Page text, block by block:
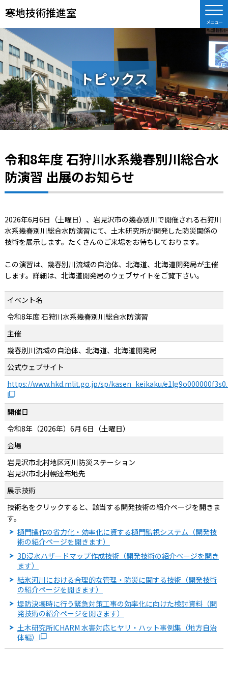
寒地技術推進室
トピックス
令和8年度 石狩川水系幾春別川総合水
防演習 出展のお知らせ
2026年6月6日（土曜日）、岩見沢市の幾春別川で開催される石狩川
水系幾春別川総合水防演習にて、土木研究所が開発した防災関係の
技術を展示します。たくさんのご来場をお待ちしております。
この演習は、幾春別川流域の自治体、北海道、北海道開発局が主催
します。詳細は、北海道開発局のウェブサイトをご覧下さい。
イベント名
令和8年度 石狩川水系幾春別川総合水防演習
主催
幾春別川流域の自治体、北海道、北海道開発局
公式ウェブサイト
https://www.hkd.mlit.go.jp/sp/kasen_keikaku/
開催日
令和8年（2026年）6月 6日（土曜日）
会場
岩見沢市北村地区河川防災ステーション
岩見沢市北村幌達布地先
展示技術
技術名をクリックすると、該当する開発技術の紹介ページを開きま
す。
樋門操作の省力化・効率化に資する樋門監視システム（開発技
術の紹介ページを開きます）
3D浸水ハザードマップ作成技術（開発技術の紹介ページを開き
ます）
結氷河川における合理的な管理・防災に関する技術（開発技術
の紹介ページを開きます）
堤防決壊時に行う緊急対策工事の効率化に向けた検討資料（開
発技術の紹介ページを開きます）
土木研究所ICHARM 水害対応ヒヤリ・ハット事例集（地方自治
体編）